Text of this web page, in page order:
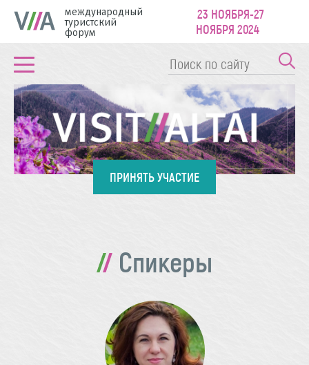
международный
туристский
форум
23 НОЯБРЯ-27
НОЯБРЯ 2024
ПРИНЯТЬ УЧАСТИЕ
Спикеры